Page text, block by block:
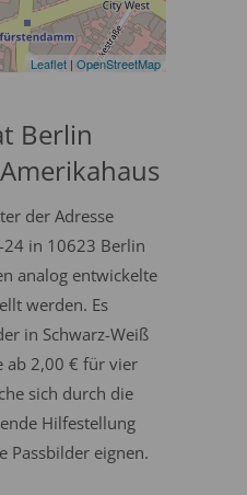
Leaflet | OpenStreetMap
Berlin
der Adresse
in 10623 Berlin
analog entwickelte
werden. Es
in Schwarz-Weiß
ab 2,00 € für vier
sich durch die
Hilfestellung
Passbilder eignen.